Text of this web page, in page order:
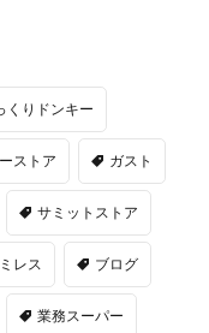
くりドンキー
ストア ガスト
サミットストア
レス ブログ
業務スーパー